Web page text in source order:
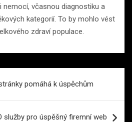
nemocí, včasnou diagnostiku a
kategorií. To by mohlo vést
zdraví populace.
pomáhá k úspěchům
služby pro úspěšný firemní web